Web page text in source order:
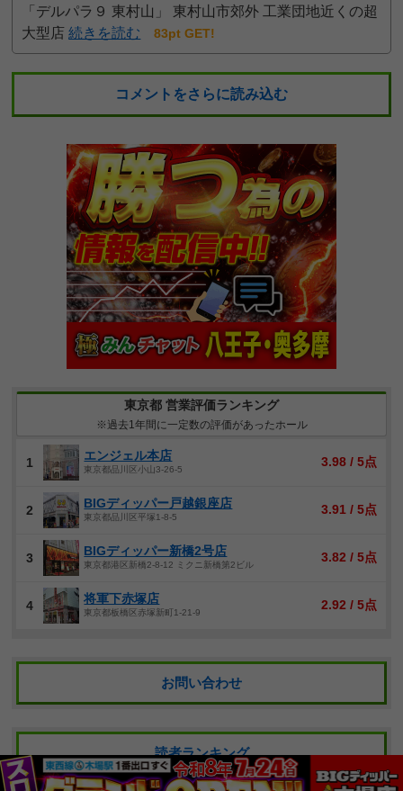
「デルパラ９ 東村山」 東村山市郊外 工業団地近くの超
大型店続きを読む 83pt GET!
コメントをさらに読み込む
東京都 営業評価ランキング
※過去1年間に一定数の評価があったホール
1 エンジェル本店
東京都品川区小山3-26-5
3.98 / 5点
2 BIGディッパー戸越銀座店
東京都品川区平塚1-8-5
3.91 / 5点
3 BIGディッパー新橋2号店
東京都港区新橋2-8-12 ミクニ新橋第2ビル
3.82 / 5点
4 将軍下赤塚店
東京都板橋区赤塚新町1-21-9
2.92 / 5点
お問い合わせ
読者ランキング